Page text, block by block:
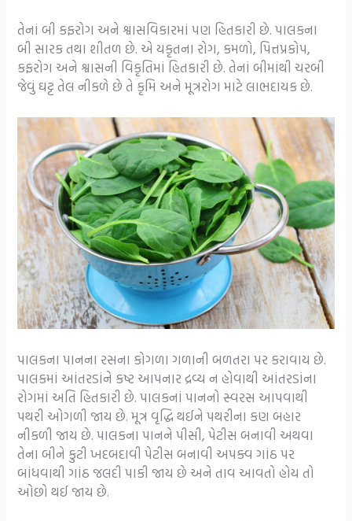
તેનાં બી કફરોગ અને શ્વાસવિકારમાં પણ હિતકારી છે. પાલકના
બી સારક તથા શીતળ છે. એ યકૃતના રોગ, કમળો, પિત્તપ્રકોપ,
કફરોગ અને શ્વાસની વિકૃતિમાં હિતકારી છે. તેનાં બીમાંથી ચરબી
જેવું ઘટ્ટ તેલ નીકળે છે તે કૃમિ અને મૂત્રરોગ માટે લાભદાયક છે.
પાલકના પાનના રસના કોગળા ગળાની બળતરા પર કરાવાય છે.
પાલકમાં આંતરડાંને કષ્ટ આપનાર દ્રવ્ય ન હોવાથી આંતરડાંના
રોગમાં અતિ હિતકારી છે. પાલકનાં પાનનો સ્વરસ આપવાથી
પથરી ઓગળી જાય છે. મૂત્ર વૃદ્ધિ થઈને પથરીના કણ બહાર
નીકળી જાય છે. પાલકના પાનને પીસી, પેટીસ બનાવી અથવા
તેના બીને કુટી ખદબદાવી પેટીસ બનાવી અપક્વ ગાંઠ પર
બાંધવાથી ગાંઠ જલદી પાકી જાય છે અને તાવ આવતો હોય તો
ઓછો થઈ જાય છે.